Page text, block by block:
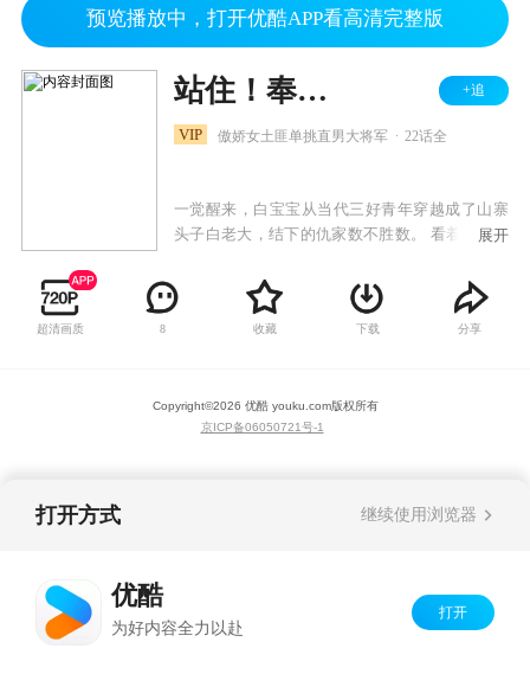
预览播放中，打开优酷APP看高清完整版
站住！奉旨打劫 +追
VIP 傲娇女土匪单挑直男大将军 22话全
一觉醒来，白宝宝从当代三好青年穿越成了山寨
头子白老大，结下的仇家数不胜数。 看着外面怒
大做强的兄弟们，白宝宝觉得肩上的担子沉甸甸
的。
展开
超清画质 8 收藏 下载 分享
Copyright©2026 优酷 youku.com版权所有
京ICP备06050721号-1
打开方式 继续使用浏览器
优酷
为好内容全力以赴
打开